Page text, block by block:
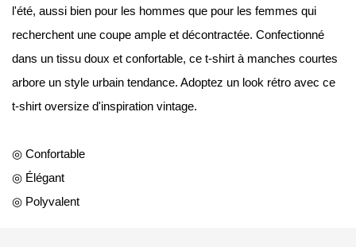
l'été, aussi bien pour les hommes que pour les femmes qui
recherchent une coupe ample et décontractée. Confectionné
dans un tissu doux et confortable, ce t-shirt à manches courtes
arbore un style urbain tendance. Adoptez un look rétro avec ce
t-shirt oversize d'inspiration vintage.
◎ Confortable
◎ Élégant
◎ Polyvalent